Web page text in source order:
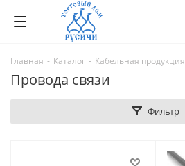
Главная - Каталог - Кабельная продукция
Провода связи
Фильтр